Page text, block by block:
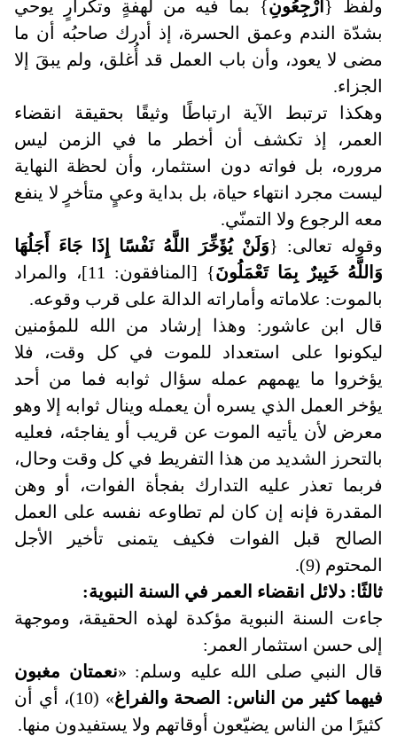
ولفظ { ارْجِعُونِ} بما فيه من لهفةٍ وتكرارٍ يوحي
بشدّة الندم وعمق الحسرة، إذ أدرك صاحبُه أن ما
مضى لا يعود، وأن باب العمل قد أُغلق، ولم يبقَ إلا
الجزاء.
وهكذا ترتبط الآية ارتباطًا وثيقًا بحقيقة انقضاء
العمر، إذ تكشف أن أخطر ما في الزمن ليس
مروره، بل فواته دون استثمار، وأن لحظة النهاية
ليست مجرد انتهاء حياة، بل بداية وعيٍ متأخرٍ لا ينفع
معه الرجوع ولا التمنّي.
وقوله تعالى: {وَلَنْ يُؤَخِّرَ اللَّهُ نَفْسًا إِذَا جَاءَ أَجَلُهَا
وَاللَّهُ خَبِيرٌ بِمَا تَعْمَلُونَ}
[المنافقون: 11]، والمراد
بالموت: علاماته وأماراته الدالة على قرب وقوعه.
قال ابن عاشور: وهذا إرشاد من الله للمؤمنين
ليكونوا على استعداد للموت في كل وقت، فلا
يؤخروا ما يهمهم عمله سؤال ثوابه فما من أحد
يؤخر العمل الذي يسره أن يعمله وينال ثوابه إلا وهو
معرض لأن يأتيه الموت عن قريب أو يفاجئه، فعليه
بالتحرز الشديد من هذا التفريط في كل وقت وحال،
فربما تعذر عليه التدارك بفجأة الفوات، أو وهن
المقدرة فإنه إن كان لم تطاوعه نفسه على العمل
الصالح قبل الفوات فكيف يتمنى تأخير الأجل
المحتوم (9).
ثالثًا: دلائل انقضاء العمر في السنة النبوية:
جاءت السنة النبوية مؤكدة لهذه الحقيقة، وموجهة
إلى حسن استثمار العمر :
قال النبي صلى الله عليه وسلم: «نعمتان مغبون
فيهما كثير من الناس: الصحة والفراغ
» (10)، أي أن
كثيرًا من الناس يضيّعون أوقاتهم ولا يستفيدون منها.